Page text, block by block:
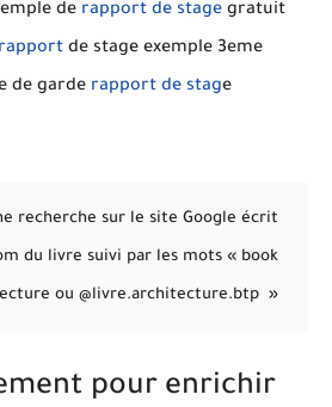
de rapport de stage gratuit
de stage exemple 3eme
de garde rapport de stage
recherche sur le site Google écrit
du livre suivi par les mots « book
ou @livre.architecture.btp »
pour enrichir